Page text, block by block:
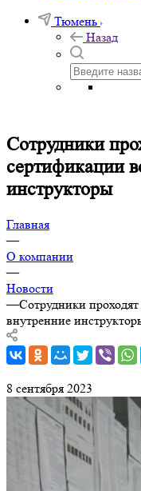
Тюмень
Назад
Сотрудники
сертификации
инструкторы
Главная
—
О компании
—
Новости
—Сотрудники
внутренние
8 сентября 2023